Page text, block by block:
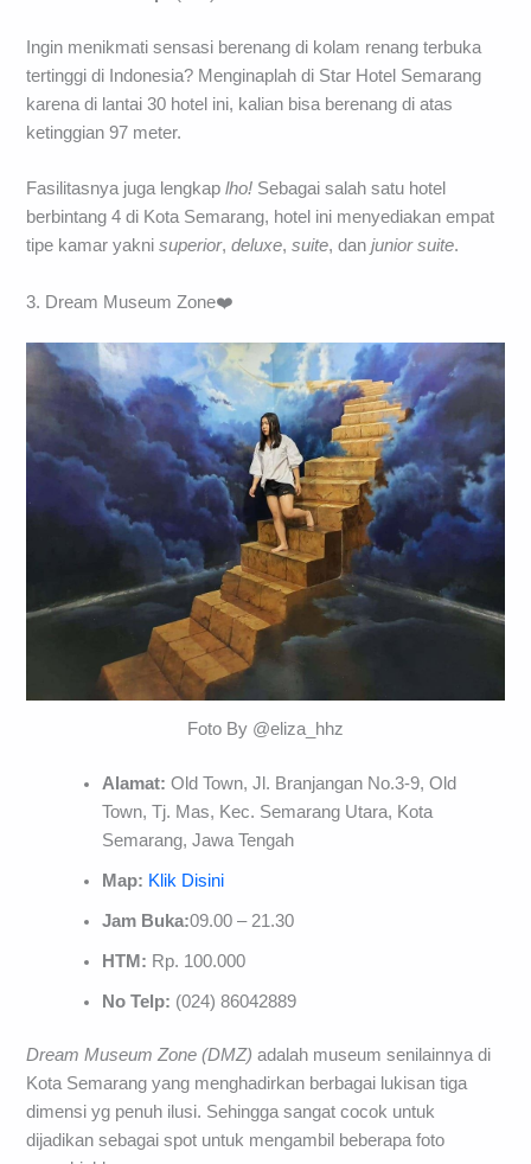
Ingin menikmati sensasi berenang di kolam renang terbuka
tertinggi di Indonesia? Menginaplah di Star Hotel Semarang
karena di lantai 30 hotel ini, kalian bisa berenang di atas
ketinggian 97 meter.
Fasilitasnya juga lengkaplho! Sebagai salah satu hotel
berbintang 4 di Kota Semarang, hotel ini menyediakan empat
tipe kamar yakni superior,deluxe,suite, danjunior suite.
3. Dream Museum Zone❤️
Foto By @eliza_hhz
Alamat: Old Town, Jl. Branjangan No.3-9, Old
Town, Tj. Mas, Kec. Semarang Utara, Kota
Semarang, Jawa Tengah
Map: Klik Disini
Jam Buka:09.00 – 21.30
HTM: Rp. 100.000
No Telp: (024) 86042889
Dream Museum Zone (DMZ) adalah museum senilainnya di
Kota Semarang yang menghadirkan berbagai lukisan tiga
dimensi yg penuh ilusi. Sehingga sangat cocok untuk
dijadikan sebagai spot untuk mengambil beberapa foto